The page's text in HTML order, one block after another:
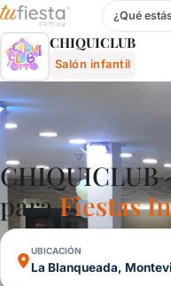
Chiquiclub - Salón
¿Qué
CHIQUICLUB
Salón infantil
CHIQUICLUB
paraFiestas
UBICACIÓN
La Blanqueada,